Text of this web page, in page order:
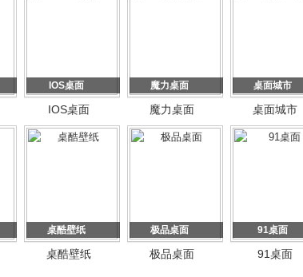
IOS桌面
IOS桌面
魔力桌面
魔力桌面
桌面城市
桌面城市
桌酷壁纸
桌酷壁纸
极品桌面
极品桌面
91桌面
91桌面